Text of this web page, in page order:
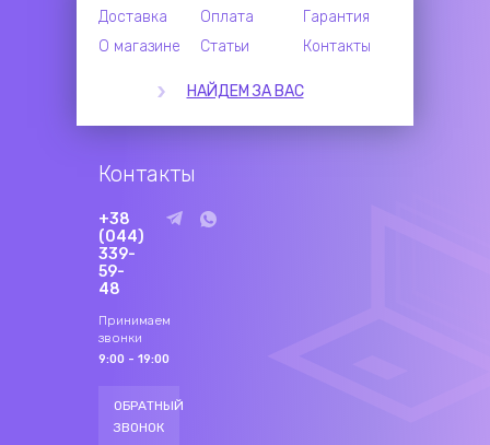
Доставка Оплата
Гарантия
О магазине
Статьи Контакты
НАЙДЕМ ЗА ВАС
Контакты
+38
(044)
339-
59-
48
Принимаем
звонки
9:00 - 19:00
ОБРАТНЫЙ
ЗВОНОК